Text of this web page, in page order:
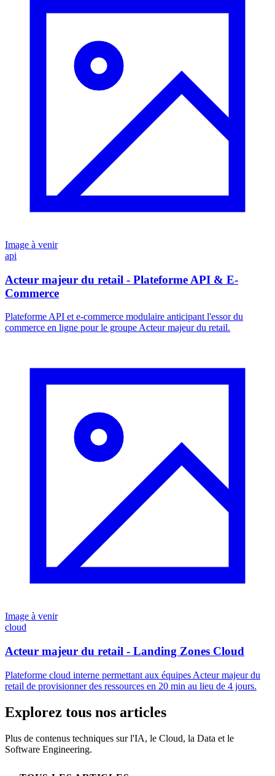
Image à venir
api
Acteur majeur du retail - Plateforme API & E-
Commerce
Plateforme API et e-commerce modulaire anticipant l'essor du
commerce en ligne pour le groupe Acteur majeur du retail.
Image à venir
cloud
Acteur majeur du retail - Landing Zones Cloud
Plateforme cloud interne permettant aux équipes Acteur majeur du
retail de provisionner des ressources en 20 min au lieu de 4 jours.
Explorez tous nos articles
Plus de contenus techniques sur l'IA, le Cloud, la Data et le
Software Engineering.